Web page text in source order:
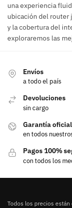
una experiencia
ubicación del router
y la cobertura del
exploraremos las
Envíos
a todo el país
Devoluciones
sin cargo
Garantía oficial
en todos
Pagos 100%
con todos los
Todos los precios